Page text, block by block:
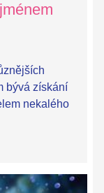
bývá získání
nekalého